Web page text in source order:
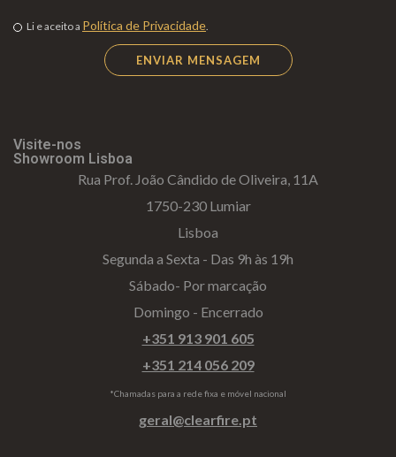
Li e aceito a Política de Privacidade.
Visite-nos
Showroom Lisboa
Rua Prof. João Cândido de Oliveira, 11A
1750-230 Lumiar
Lisboa
Segunda a Sexta - Das 9h às 19h
Sábado- Por marcação
Domingo - Encerrado
+351 913 901 605
+351 214 056 209
*Chamadas para a rede fixa e móvel nacional
geral@clearfire.pt